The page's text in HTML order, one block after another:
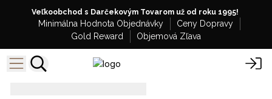
Veľkoobchod s Darčekovým Tovarom už od roku 1995!
Minimálna Hodnota Objednávky
Ceny Dopravy
Gold Reward
Objemová Zľava